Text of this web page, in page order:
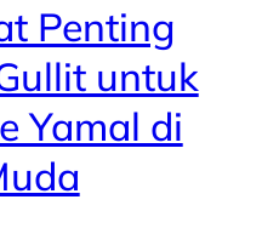
Penting
untuk
Yamal di